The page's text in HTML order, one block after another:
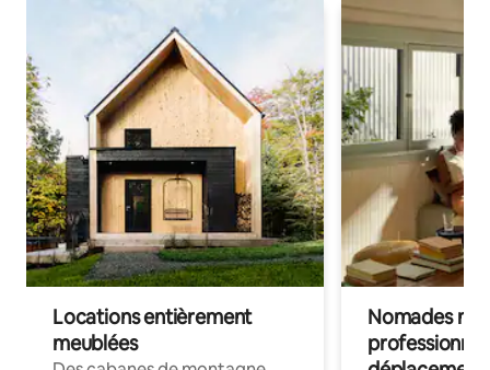
Locations entièrement
meublées
Nomades